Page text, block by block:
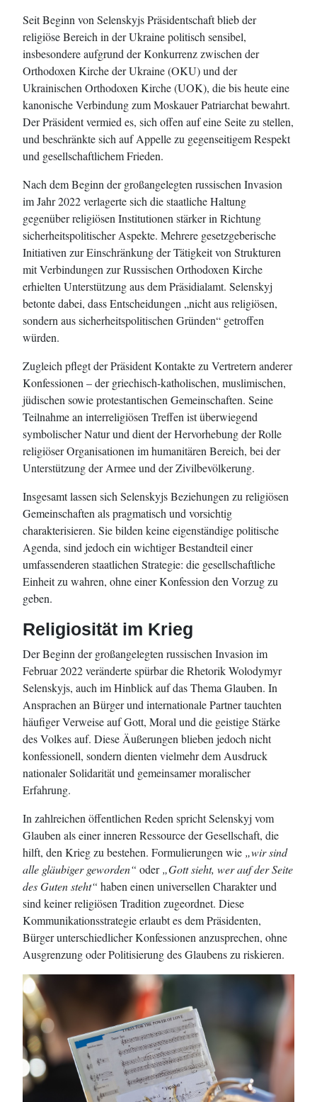
Seit Beginn von Selenskyjs Präsidentschaft blieb der
religiöse Bereich in der Ukraine politisch sensibel,
insbesondere aufgrund der Konkurrenz zwischen der
Orthodoxen Kirche der Ukraine (OKU) und der
Ukrainischen Orthodoxen Kirche (UOK), die bis heute eine
kanonische Verbindung zum Moskauer Patriarchat bewahrt.
Der Präsident vermied es, sich offen auf eine Seite zu stellen,
und beschränkte sich auf Appelle zu gegenseitigem Respekt
und gesellschaftlichem Frieden.
Nach dem Beginn der großangelegten russischen Invasion
im Jahr 2022 verlagerte sich die staatliche Haltung
gegenüber religiösen Institutionen stärker in Richtung
sicherheitspolitischer Aspekte. Mehrere gesetzgeberische
Initiativen zur Einschränkung der Tätigkeit von Strukturen
mit Verbindungen zur Russischen Orthodoxen Kirche
erhielten Unterstützung aus dem Präsidialamt. Selenskyj
betonte dabei, dass Entscheidungen „nicht aus religiösen,
sondern aus sicherheitspolitischen Gründen“ getroffen
würden.
Zugleich pflegt der Präsident Kontakte zu Vertretern anderer
Konfessionen – der griechisch-katholischen, muslimischen,
jüdischen sowie protestantischen Gemeinschaften. Seine
Teilnahme an interreligiösen Treffen ist überwiegend
symbolischer Natur und dient der Hervorhebung der Rolle
religiöser Organisationen im humanitären Bereich, bei der
Unterstützung der Armee und der Zivilbevölkerung.
Insgesamt lassen sich Selenskyjs Beziehungen zu religiösen
Gemeinschaften als pragmatisch und vorsichtig
charakterisieren. Sie bilden keine eigenständige politische
Agenda, sind jedoch ein wichtiger Bestandteil einer
umfassenderen staatlichen Strategie: die gesellschaftliche
Einheit zu wahren, ohne einer Konfession den Vorzug zu
geben.
Religiosität im Krieg
Der Beginn der großangelegten russischen Invasion im
Februar 2022 veränderte spürbar die Rhetorik Wolodymyr
Selenskyjs, auch im Hinblick auf das Thema Glauben. In
Ansprachen an Bürger und internationale Partner tauchten
häufiger Verweise auf Gott, Moral und die geistige Stärke
des Volkes auf. Diese Äußerungen blieben jedoch nicht
konfessionell, sondern dienten vielmehr dem Ausdruck
nationaler Solidarität und gemeinsamer moralischer
Erfahrung.
In zahlreichen öffentlichen Reden spricht Selenskyj vom
Glauben als einer inneren Ressource der Gesellschaft, die
hilft, den Krieg zu bestehen. Formulierungen wie „wir sind
alle gläubiger geworden“ oder„Gott sieht, wer auf der Seite
des Guten steht“ haben einen universellen Charakter und
sind keiner religiösen Tradition zugeordnet. Diese
Kommunikationsstrategie erlaubt es dem Präsidenten,
Bürger unterschiedlicher Konfessionen anzusprechen, ohne
Ausgrenzung oder Politisierung des Glaubens zu riskieren.